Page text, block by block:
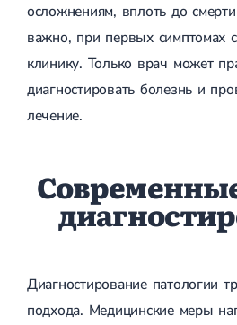
осложнениям, вплоть до
важно, при первых симптомах
клинику. Только врач может
диагностировать болезнь и
лечение.
Диагностирование патологии
подхода. Медицинские меры